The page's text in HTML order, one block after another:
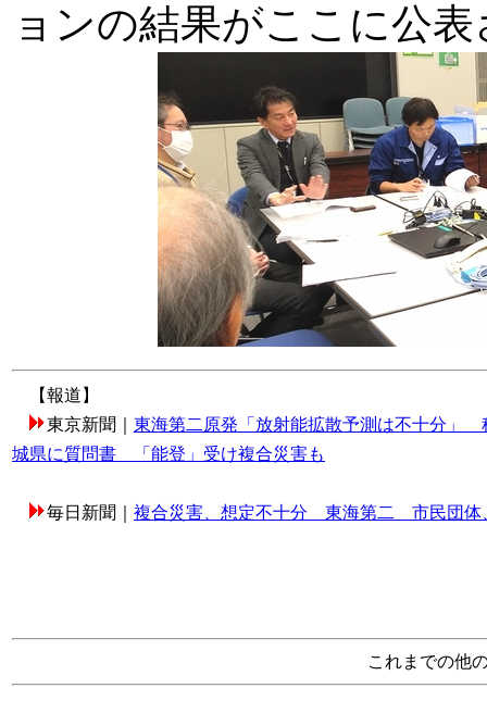
ョンの結果がここに公
【報道】
東京新聞｜ 東海第二原発「放射能拡散予測は不十分」
城県に質問書 「能登」受け複合災害も
毎日新聞｜ 複合災害、想定不十分 東海第二 市民団体
これまでの他